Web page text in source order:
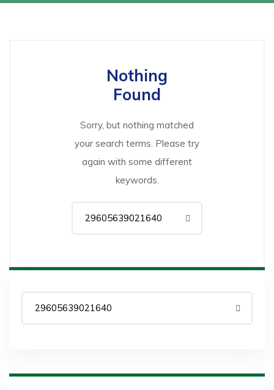
Nothing
Found
Sorry, but nothing matched
your search terms. Please try
again with some different
keywords.